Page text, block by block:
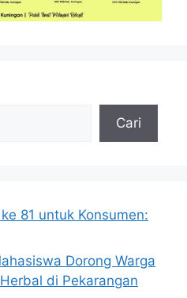
Cari
81 untuk Konsumen:
Dorong Warga
di Pekarangan